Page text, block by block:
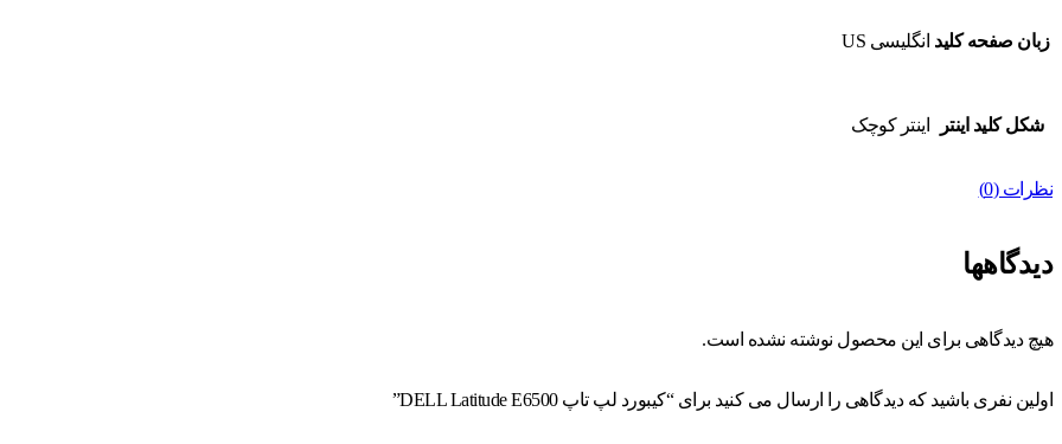
زبان صفحه کلید انگلیسی US
شکل کلید اینتر اینتر کوچک
نظرات (0)
دیدگاهها
هیچ دیدگاهی برای این محصول نوشته نشده است.
اولین نفری باشید که دیدگاهی را ارسال می کنید برای “کیبورد لپ تاپ DELL Latitude E6500”